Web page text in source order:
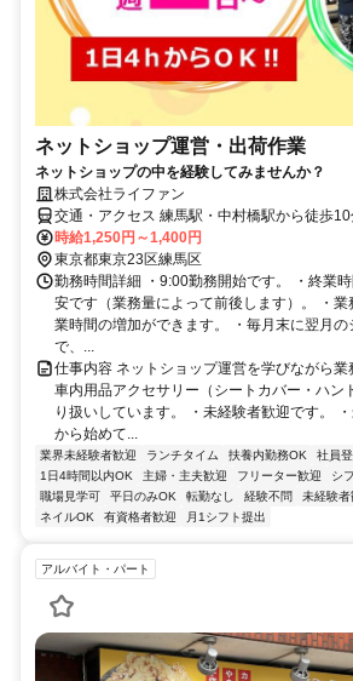
ネットショップ運営・出荷作業
ネットショップの中を経験してみませんか？
株式会社ライファン
交通・アクセス 練馬駅・中村橋駅から徒歩
時給1,250円～1,400円
東京都東京23区練馬区
勤務時間詳細 ・9:00勤務開始です。 ・終業
安です（業務量によって前後します）。 ・
業時間の増加ができます。 ・毎月末に翌月
で、...
仕事内容 ネットショップ運営を学びながら業
車内用品アクセサリー（シートカバー・ハン
り扱いしています。 ・未経験者歓迎です。
から始めて...
業界未経験者歓迎 ランチタイム 扶養内勤務OK 社員
1日4時間以内OK
主婦・主夫歓迎 フリーター歓迎 シ
職場見学可
平日のみOK 転勤なし 経験不問 未経験者
ネイルOK
有資格者歓迎 月1シフト提出
アルバイト・パート